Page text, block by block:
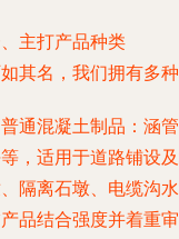
主打产品种类
其名，我们拥有多
通混凝土制品：涵
，适用于道路铺设
隔离石墩、电缆沟
品结合强度并着重